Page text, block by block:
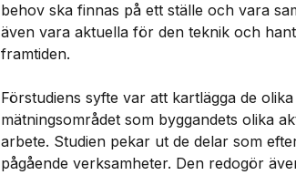
behov ska finnas på ett ställe och vara
även vara aktuella för den teknik och
framtiden.
Förstudiens syfte var att kartlägga de
mätningsområdet som byggandets olika
arbete. Studien pekar ut de delar som
pågående verksamheter. Den redogör